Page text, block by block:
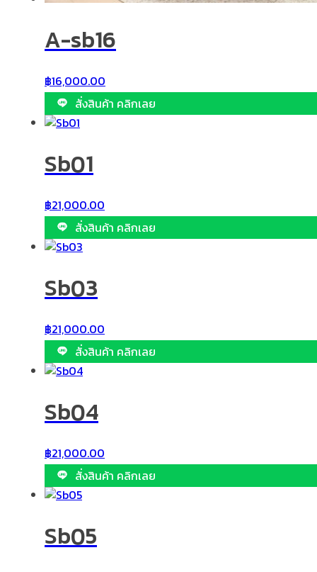
A-sb16
฿16,000.00
สั่งสินค้า คลิกเลย
Sb01
฿21,000.00
สั่งสินค้า คลิกเลย
Sb03
฿21,000.00
สั่งสินค้า คลิกเลย
Sb04
฿21,000.00
สั่งสินค้า คลิกเลย
Sb05